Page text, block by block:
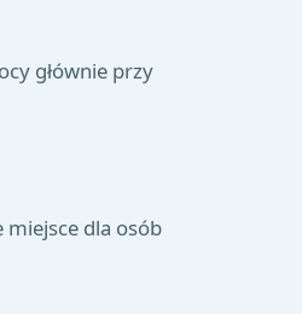
głównie przy
miejsce dla osób